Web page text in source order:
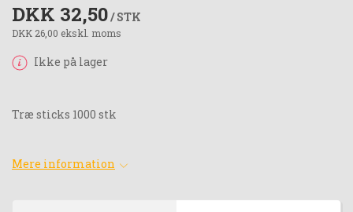
DKK 32,50/ STK
DKK 26,00 ekskl. moms
Ikke på lager
Træ sticks 1000 stk
Mere information